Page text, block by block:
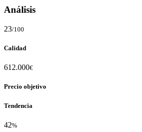
Análisis
23/100
Calidad
612.000€
Precio objetivo
Tendencia
42%